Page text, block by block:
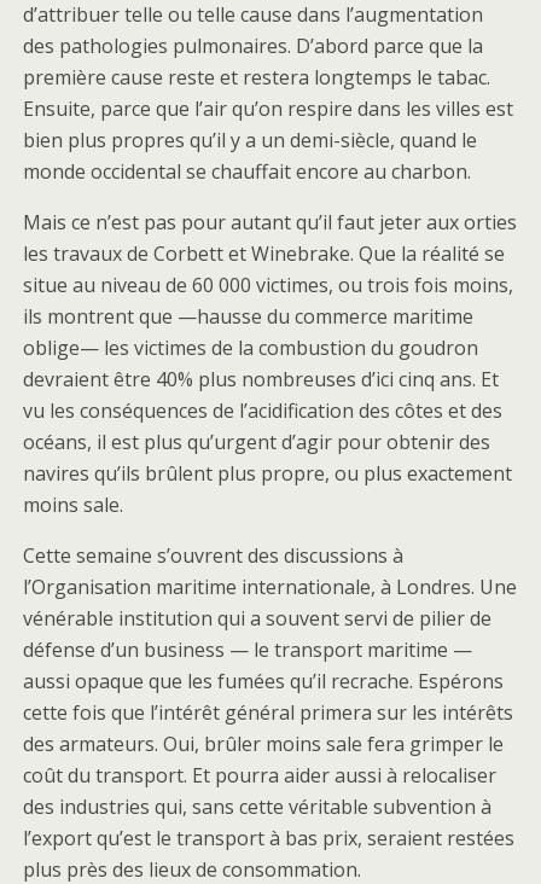
d’attribuer telle ou telle cause dans l’augmentation
des pathologies pulmonaires. D’abord parce que la
première cause reste et restera longtemps le tabac.
Ensuite, parce que l’air qu’on respire dans les villes est
bien plus propres qu’il y a un demi-siècle, quand le
monde occidental se chauffait encore au charbon.
Mais ce n’est pas pour autant qu’il faut jeter aux orties
les travaux de Corbett et Winebrake. Que la réalité se
situe au niveau de 60 000 victimes, ou trois fois moins,
ils montrent que —hausse du commerce maritime
oblige— les victimes de la combustion du goudron
devraient être 40% plus nombreuses d’ici cinq ans. Et
vu les conséquences de l’acidification des côtes et des
océans, il est plus qu’urgent d’agir pour obtenir des
navires qu’ils brûlent plus propre, ou plus exactement
moins sale.
Cette semaine s’ouvrent des discussions à
l’Organisation maritime internationale, à Londres. Une
vénérable institution qui a souvent servi de pilier de
défense d’un business — le transport maritime —
aussi opaque que les fumées qu’il recrache. Espérons
cette fois que l’intérêt général primera sur les intérêts
des armateurs. Oui, brûler moins sale fera grimper le
coût du transport. Et pourra aider aussi à relocaliser
des industries qui, sans cette véritable subvention à
l’export qu’est le transport à bas prix, seraient restées
plus près des lieux de consommation.